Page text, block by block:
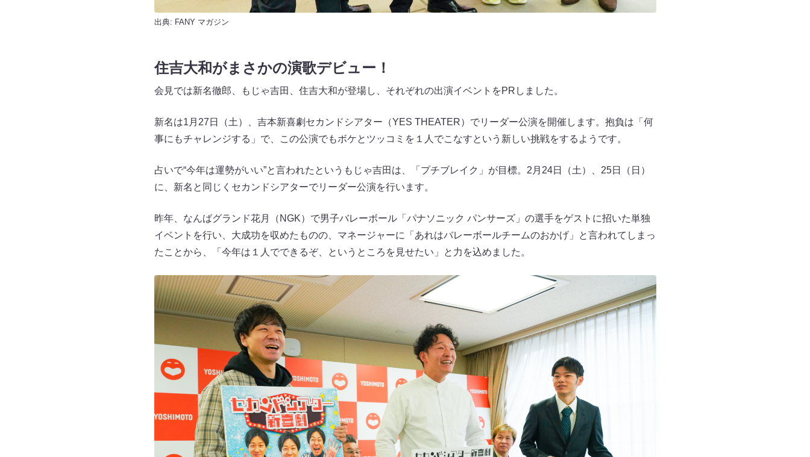
出典: FANY マガジン
住吉大和がまさかの演歌デビュー！
会見では新名徹郎、もじゃ吉田、住吉大和が登場し、それぞれの出演イベントをPRしました。
新名は1月27日（土）、吉本新喜劇セカンドシアター（YES THEATER）でリーダー公演を開催します。抱負は「何
事にもチャレンジする」で、この公演でもボケとツッコミを１人でこなすという新しい挑戦をするようです。
占いで“今年は運勢がいい”と言われたというもじゃ吉田は、「プチブレイク」が目標。2月24日（土）、25日（日）
に、新名と同じくセカンドシアターでリーダー公演を行います。
昨年、なんばグランド花月（NGK）で男子バレーボール「パナソニック パンサーズ」の選手をゲストに招いた単独
イベントを行い、大成功を収めたものの、マネージャーに「あれはバレーボールチームのおかげ」と言われてしまっ
たことから、「今年は１人でできるぞ、というところを見せたい」と力を込めました。